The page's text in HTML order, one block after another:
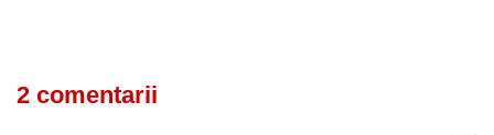
2 comentarii